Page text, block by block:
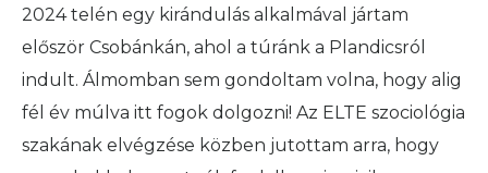
2024 telén egy kirándulás alkalmával jártam
először Csobánkán, ahol a túránk a Plandicsról
indult. Álmomban sem gondoltam volna, hogy alig
fél év múlva itt fogok dolgozni! Az ELTE szociológia
szakának elvégzése közben jutottam arra, hogy